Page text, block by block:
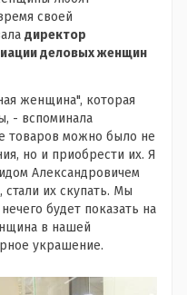
своей
директор
деловых женщин
женщина", которая
- вспоминала
товаров можно было не
но и приобрести их. Я
Александровичем
их скупать. Мы
будет показать на
в нашей
украшение.